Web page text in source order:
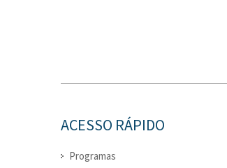
ACESSO RÁPIDO
Programas